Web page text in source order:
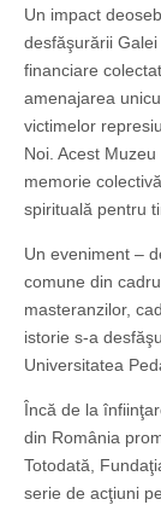
Un impact
desfăşurării
financiare
amenajarea
victimelor
Noi. Acest
memorie
spirituală pentru
Un eveniment –
comune din
masteranzilor,
istorie s-a
Universitatea
Încă de la
din România
Totodată,
serie de acţiuni